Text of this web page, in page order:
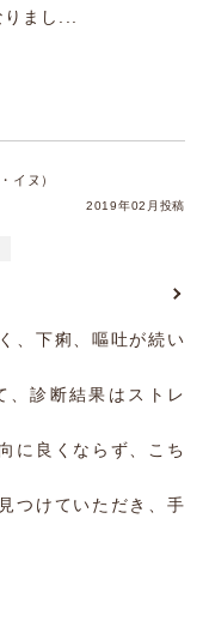
まし...
イヌ）
2019年02月投稿
、下痢、嘔吐が続い
、診断結果はストレ
に良くならず、こち
つけていただき、手